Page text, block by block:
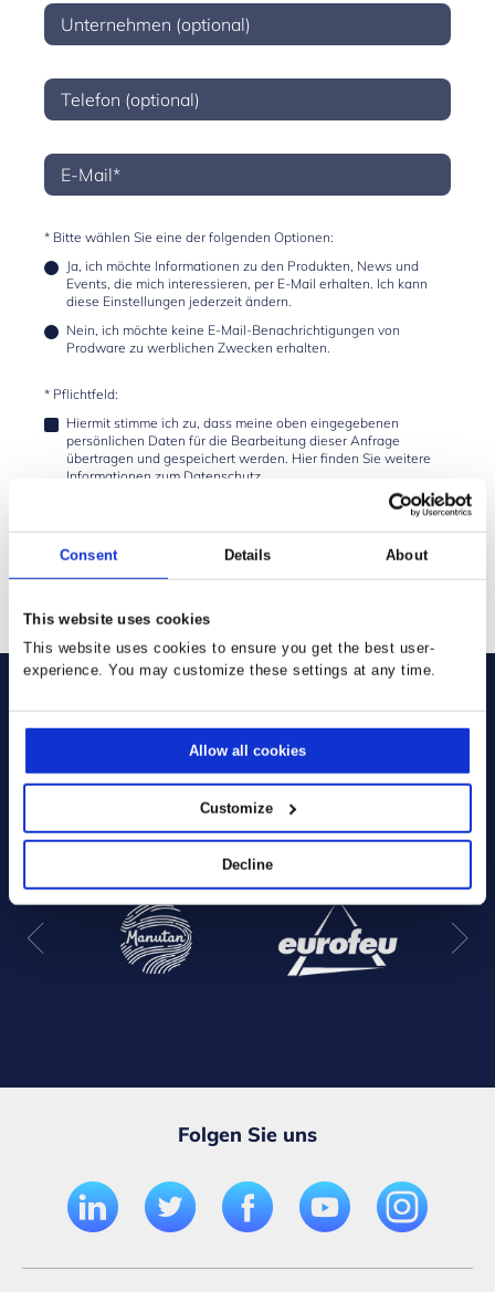
Consent Details About
This website uses cookies
This website uses cookies to ensure you get the best user-
experience. You may customize these settings at any time.
Allow all cookies
Customize
Decline
* Bitte wählen Sie eine der folgenden Optionen:
Ja, ich möchte Informationen zu den Produkten, News und
Events, die mich interessieren, per E-Mail erhalten. Ich kann
diese Einstellungen jederzeit ändern.
Nein, ich möchte keine E-Mail-Benachrichtigungen von
Prodware zu werblichen Zwecken erhalten.
* Pflichtfeld:
Hiermit stimme ich zu, dass meine oben eingegebenen
persönlichen Daten für die Bearbeitung dieser Anfrage
übertragen und gespeichert werden. Hier finden Sie weitere
Informationen zum Datenschutz
Mit dem Absenden des Kontaktformulars erkläre ich mich
Sie verwenden bereits unsere
Folgen Sie uns